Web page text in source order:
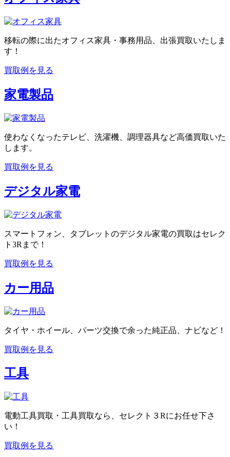
移転の際に出たオフィス家具・事務用品、出張買取いたしま
す！
買取例を見る
家電製品
使わなくなったテレビ、洗濯機、調理器具など高価買取いた
します。
買取例を見る
デジタル家電
スマートフォン、タブレットのデジタル家電の買取はセレク
ト3Rまで！
買取例を見る
カー用品
タイヤ・ホイール、パーツ交換で余った純正品、ナビなど！
買取例を見る
工具
電動工具買取・工具買取なら、セレクト３Rにお任せ下さ
い！
買取例を見る